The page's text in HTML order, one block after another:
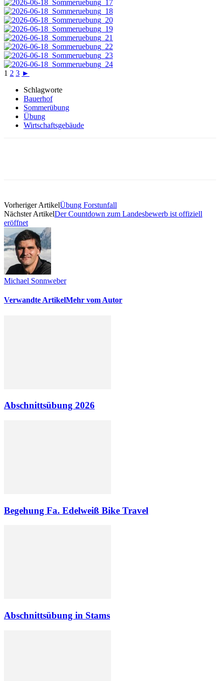
1 2 3 ►
Schlagworte
Bauerhof
Sommerübung
Übung
Wirtschaftsgebäude
Vorheriger ArtikelÜbung Forstunfall
Nächster ArtikelDer Countdown zum Landesbewerb ist offiziell
eröffnet
Michael Sonnweber
Verwandte ArtikelMehr vom Autor
Abschnittsübung 2026
Begehung Fa. Edelweiß Bike Travel
Abschnittsübung in Stams